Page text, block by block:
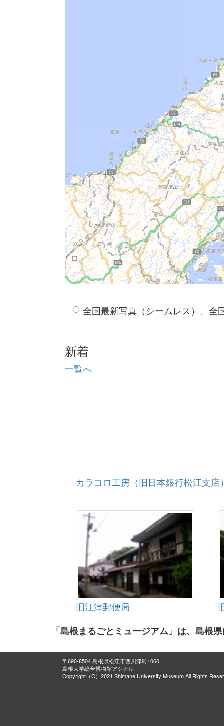
全国最新写真（シームレス）、全
新着
一覧へ
カラコロ工房（旧日本銀行松江支店
旧江津郵便局
「島根まるごとミュージアム」は、島根
〒690-8504 島根県松江市西川津町1060
島根大学総合博物館アシカル
Copyright（C）2021 Shimane University Museum All Rights